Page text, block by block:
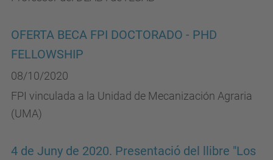
OFERTA BECA FPI DOCTORADO - PHD
FELLOWSHIP
08/10/2020
FPI vinculada a la Unidad de Mecanización Agraria
(UMA)
4 de Juny de 2020. Presentació del llibre "Los